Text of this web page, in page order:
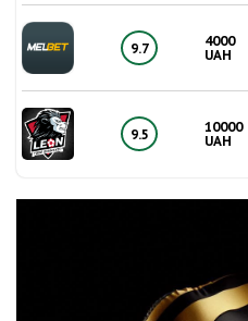
9.7
4000
UAH
9.5
10000
UAH